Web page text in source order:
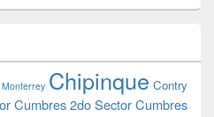
Chipinque Contry
Cumbres 2do SectorCumbres